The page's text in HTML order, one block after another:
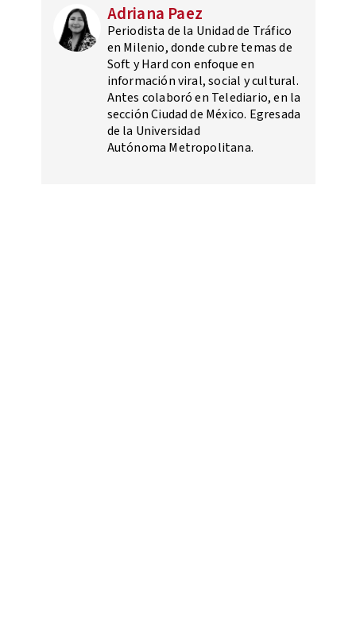
Adriana Paez
Periodista de la Unidad de Tráfico
en Milenio, donde cubre temas de
Soft y Hard con enfoque en
información viral, social y cultural.
Antes colaboró en Telediario, en la
sección Ciudad de México. Egresada
de la Universidad
Autónoma Metropolitana.